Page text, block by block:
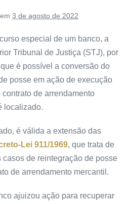
3 de agosto de 2022
especial de um banco, a
Tribunal de Justiça (STJ), por
é possível a conversão do
posse em ação de execução
de arrendamento
localizado.
é válida a extensão das
Lei 911/1969, que trata de
de reintegração de posse
de arrendamento mercantil.
ajuizou ação para recuperar